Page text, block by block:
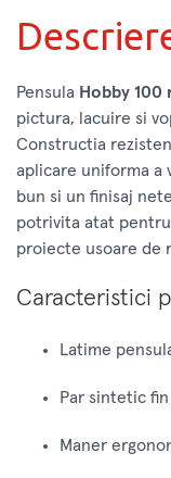
Pensula Hobby 100
pictura, lacuire si
Constructia
aplicare uniforma a
bun si un finisaj
potrivita atat
proiecte usoare de
Caracteristici
Latime
Par sintetic
Maner